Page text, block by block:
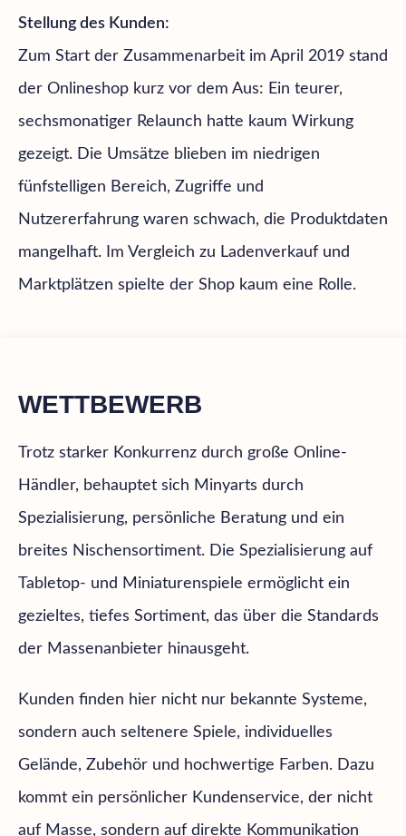
Stellung des Kunden:
Zum Start der Zusammenarbeit im April 2019 stand
der Onlineshop kurz vor dem Aus: Ein teurer,
sechsmonatiger Relaunch hatte kaum Wirkung
gezeigt. Die Umsätze blieben im niedrigen
fünfstelligen Bereich, Zugriffe und
Nutzererfahrung waren schwach, die Produktdaten
mangelhaft. Im Vergleich zu Ladenverkauf und
Marktplätzen spielte der Shop kaum eine Rolle.
WETTBEWERB
Trotz starker Konkurrenz durch große Online-
Händler, behauptet sich Minyarts durch
Spezialisierung, persönliche Beratung und ein
breites Nischensortiment. Die Spezialisierung auf
Tabletop- und Miniaturenspiele ermöglicht ein
gezieltes, tiefes Sortiment, das über die Standards
der Massenanbieter hinausgeht.
Kunden finden hier nicht nur bekannte Systeme,
sondern auch seltenere Spiele, individuelles
Gelände, Zubehör und hochwertige Farben. Dazu
kommt ein persönlicher Kundenservice, der nicht
auf Masse, sondern auf direkte Kommunikation